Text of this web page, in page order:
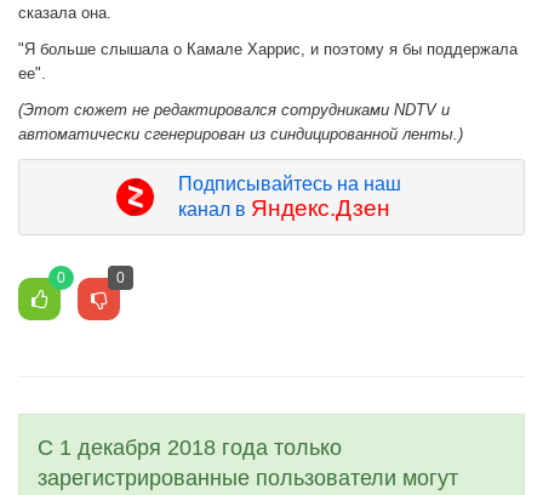
сказала она.
"Я больше слышала о Камале Харрис, и поэтому я бы поддержала
ее".
(Этот сюжет не редактировался сотрудниками NDTV и
автоматически сгенерирован из синдицированной ленты.)
Подписывайтесь на наш
канал в Яндекс.Дзен
0 0
С 1 декабря 2018 года только
зарегистрированные пользователи могут